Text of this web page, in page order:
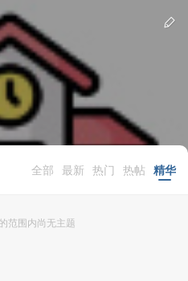
全部 最新 热门 热帖 精华
范围内尚无主题